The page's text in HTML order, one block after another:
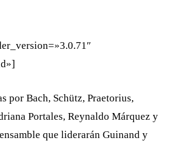
por Bach, Schütz, Praetorius,
Portales, Reynaldo Márquez y
que liderarán Guinand y